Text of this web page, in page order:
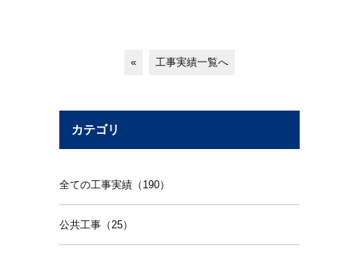
« 工事実績一覧へ
カテゴリ
全ての工事実績（190）
公共工事（25）